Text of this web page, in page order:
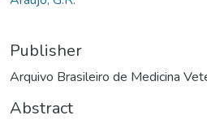
Publisher
Arquivo Brasileiro de Medicina
Abstract